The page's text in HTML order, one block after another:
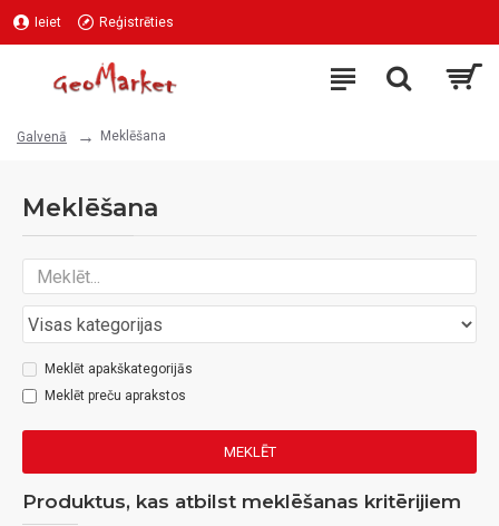
Ieiet Reģistrēties
Galvenā Meklēšana
Meklēšana
Meklēt apakškategorijās
Meklēt preču aprakstos
MEKLĒT
Produktus, kas atbilst meklēšanas kritērijiem